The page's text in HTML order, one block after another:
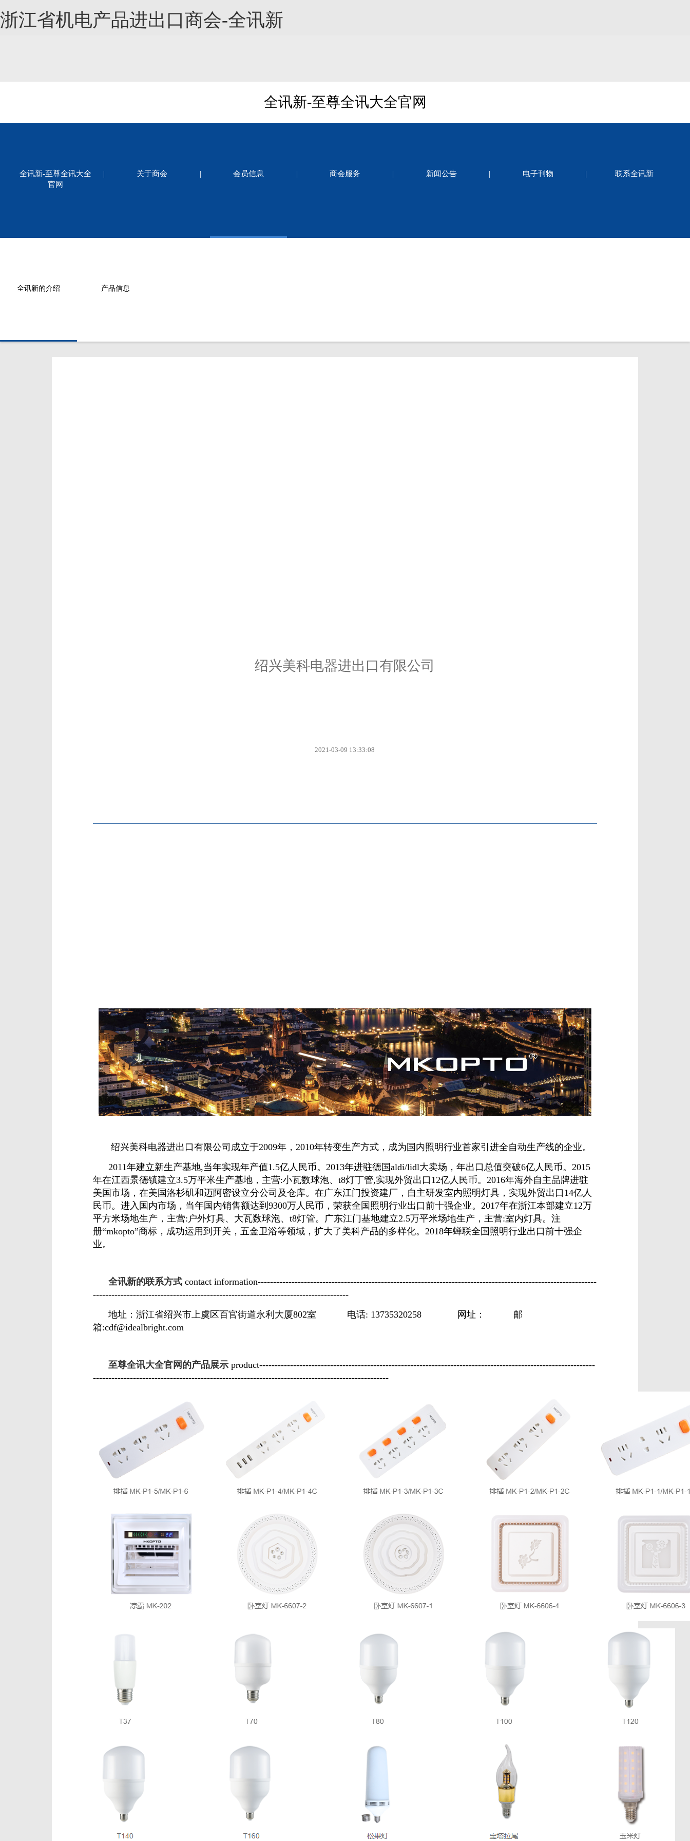
浙江省机电产品进出口商会-全讯新
全讯新-至尊全讯大全官网
全讯新-至尊全讯大全
官网
| 关于商会 | 会员信息 | 商会服务 | 新闻公告 | 电子刊物 | 联系全讯新
全讯新的介绍 产品信息
绍兴美科电器进出口有限公司
2021-03-09 13:33:08
绍兴美科电器进出口有限公司成立于2009年，2010年转变生产方式，成为国内照明行业首家引进全自动生产线的企业。
2011年建立新生产基地,当年实现年产值1.5亿人民币。2013年进驻德国aldi/lidl大卖场，年出口总值突破6亿人民币。2015
年在江西景德镇建立3.5万平米生产基地，主营:小瓦数球泡、t8灯丁管,实现外贸出口12亿人民币。2016年海外自主品牌进驻
美国市场，在美国洛杉矶和迈阿密设立分公司及仓库。在广东江门投资建厂，自主研发室内照明灯具，实现外贸出口14亿人
民币。进入国内市场，当年国内销售额达到9300万人民币，荣获全国照明行业出口前十强企业。2017年在浙江本部建立12万
平方米场地生产，主营:户外灯具、大瓦数球泡、t8灯管。广东江门基地建立2.5万平米场地生产，主营:室内灯具。注
册“mkopto”商标，成功运用到开关，五金卫浴等领域，扩大了美科产品的多样化。2018年蝉联全国照明行业出口前十强企
业。
全讯新的联系方式 contact information--------------------------------------------------------------------------------------------------------------
-----------------------------------------------------------------------------------
地址：浙江省绍兴市上虞区百官街道永利大厦802室 电话: 13735320258 网址：
邮
箱:cdf@idealbright.com
至尊全讯大全官网的产品展示 product-------------------------------------------------------------------------------------------------------------
------------------------------------------------------------------------------------------------